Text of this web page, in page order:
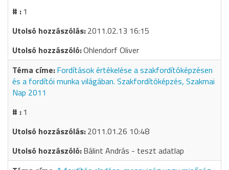
1
2011.02.13 16:15
Ohlendorf Oliver
Fordítások értékelése a szakfordítóképzésen
és a fordítói munka világában. Szakfordítóképzés, Szakmai
Nap 2011
1
2011.01.26 10:48
Bálint András - teszt adatlap